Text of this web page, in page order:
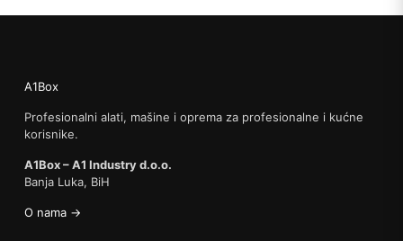
A1Box
Profesionalni alati, mašine i oprema za profesionalne i kućne
korisnike.
A1Box – A1 Industry d.o.o.
Banja Luka, BiH
O nama →